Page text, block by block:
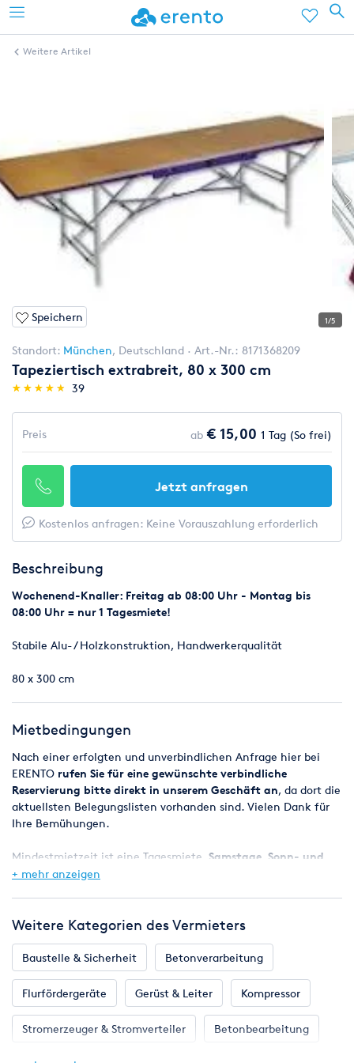
Weitere Artikel
Speichern 1/5
Standort: München, Deutschland Art.-Nr.: 8171368209
Tapeziertisch extrabreit, 80 x 300 cm
(*)
★
★
(*)★
★
(*) ★
★
(*) ★
★
(*) ★
★ 39
Preis ab € 15,00 1 Tag (So frei)
Jetzt anfragen
Kostenlos anfragen: Keine Vorauszahlung erforderlich
Beschreibung
Wochenend-Knaller: Freitag ab 08:00 Uhr - Montag bis
08:00 Uhr = nur 1 Tagesmiete!
Stabile Alu- / Holzkonstruktion, Handwerkerqualität
80 x 300 cm
Mietbedingungen
Nach einer erfolgten und unverbindlichen Anfrage hier bei
ERENTO rufen Sie für eine gewünschte verbindliche
Reservierung bitte direkt in unserem Geschäft an, da dort die
aktuellsten Belegungslisten vorhanden sind. Vielen Dank für
Ihre Bemühungen.
Mindestmietzeit ist eine Tagesmiete, Samstage, Sonn- und
Feiertage sind mietfrei
Bei Reservierungen werden die Geräte in der Regel ab 8.00 Uhr
Werktag um 8.00 Uhr.
Eine Verfügbarkeitsgarantie kann jedoch nicht zugesagt
werden, da es vorkommen kann, dass zugesagte Maschinen
z.B. durch einen Defekt kurzfristig nicht zur Verfügung stehen.
Wir werden aber selbstverständlich alles daran setzen, in
+ mehr anzeigen
Weitere Kategorien des Vermieters
Baustelle & Sicherheit Betonverarbeitung
Flurfördergeräte Gerüst & Leiter Kompressor
Stromerzeuger & Stromverteiler Betonbearbeitung